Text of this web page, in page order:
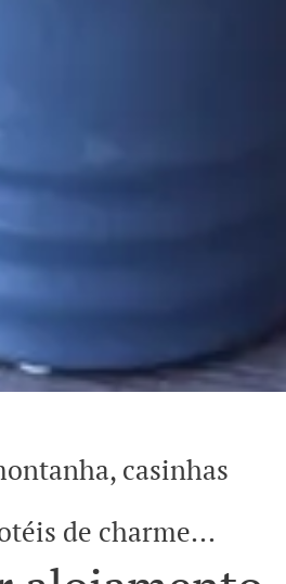
casinhas
de charme...